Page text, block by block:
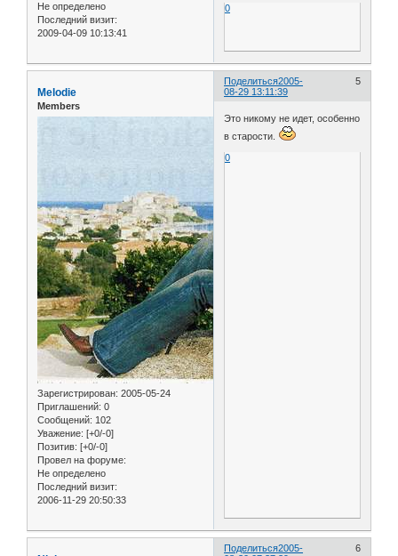
Не определено
Последний визит:
2009-04-09 10:13:41
0
Поделиться 5
2005-
08-29 13:11:39
Melodie
Members
Зарегистрирован: 2005-05-24
Приглашений: 0
Сообщений: 102
Уважение: [+0/-0]
Позитив: [+0/-0]
Провел на форуме:
Не определено
Последний визит:
2006-11-29 20:50:33
Это никому не идет, особенно
в старости.
0
Поделиться 6
2005-